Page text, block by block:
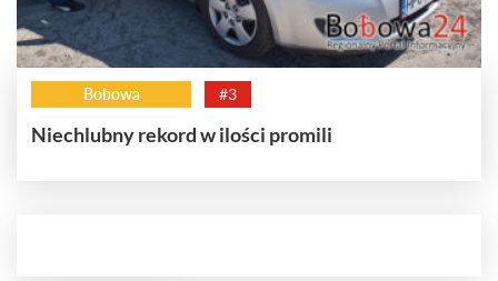
Bobowa #3
Niechlubny rekord w ilości promili